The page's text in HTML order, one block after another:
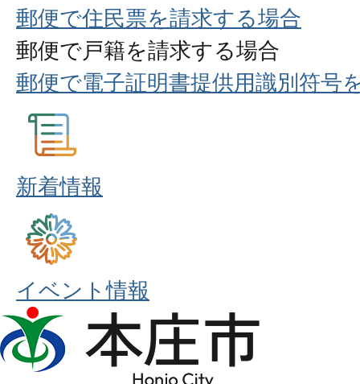
郵便で住民票を請求する場合
郵便で戸籍を請求する場合
郵便で電子証明書提供用識別符号
新着情報
イベント情報
本
庄